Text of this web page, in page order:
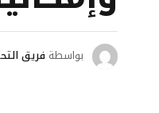
بواسطةفريق